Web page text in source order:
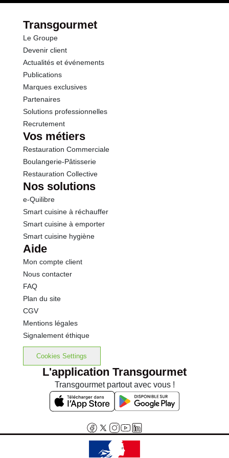
Protéines
Sel
Transgourmet
Le Groupe
Devenir client
Actualités et événements
Publications
Marques exclusives
Partenaires
Solutions professionnelles
Recrutement
Vos métiers
Restauration Commerciale
Boulangerie-Pâtisserie
Restauration Collective
Nos solutions
e-Quilibre
Smart cuisine à réchauffer
Smart cuisine à emporter
Smart cuisine hygiène
Aide
Mon compte client
Nous contacter
FAQ
Plan du site
CGV
Mentions légales
Signalement éthique
Cookies Settings
L'application Transgourmet
Transgourmet partout avec vous !